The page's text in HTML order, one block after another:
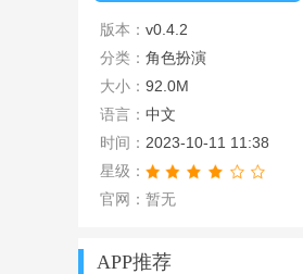
版本： v0.4.2
分类： 角色扮演
大小： 92.0M
语言： 中文
时间： 2023-10-11 11:38
星级：
官网：暂无
APP推荐